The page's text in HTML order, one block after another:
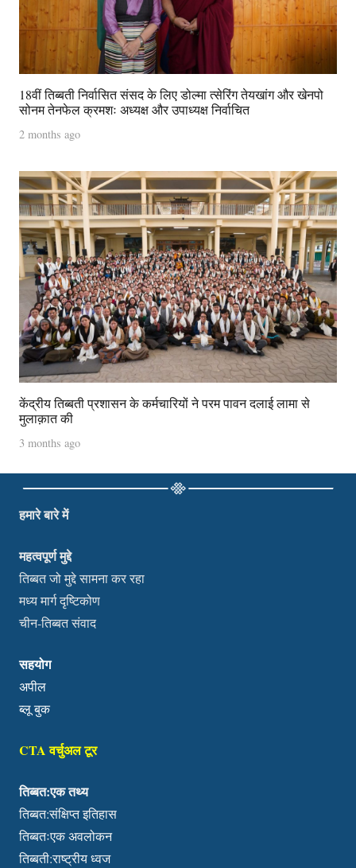
18वीं तिब्बती निर्वासित संसद के लिए डोल्मा त्सेरिंग तेयखांग और खेनपो
सोनम तेनफेल क्रमशः अध्यक्ष और उपाध्यक्ष निर्वाचित
2 months ago
केंद्रीय तिब्बती प्रशासन के कर्मचारियों ने परम पावन दलाई लामा से
मुलाक़ात की
3 months ago
हमारे बारे में
महत्वपूर्ण मुद्दे
तिब्बत जो मुद्दे सामना कर रहा
मध्य मार्ग दृष्टिकोण
चीन-तिब्बत संवाद
सहयोग
अपील
ब्लू बुक
CTA वर्चुअल टूर
तिब्बत:एक तथ्य
तिब्बत:संक्षिप्त इतिहास
तिब्बतःएक अवलोकन
तिब्बती:राष्ट्रीय ध्वज